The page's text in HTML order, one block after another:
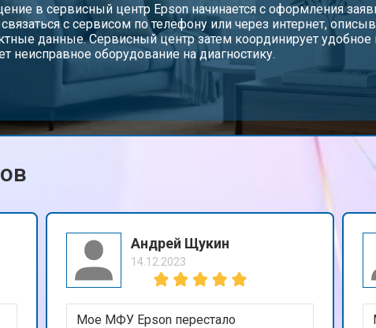
в сервисный центр Epson начинается с оформления
с сервисом по телефону или через интернет,
данные. Сервисный центр затем координирует
неисправное оборудование на диагностику.
Андрей Щукин
14.12.2023
Мое МФУ Epson перестало